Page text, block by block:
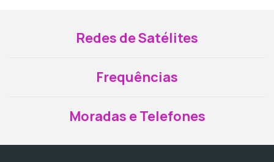
Redes de Satélites
Frequências
Moradas e Telefones